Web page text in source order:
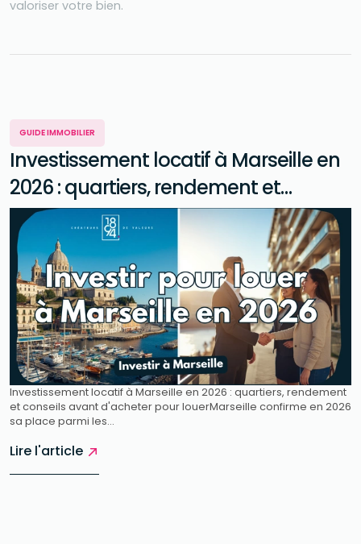
valoriser votre bien.
GUIDE IMMOBILIER
Investissement locatif à Marseille en
2026 : quartiers, rendement et
conseils avant d'acheter pour louer
Investissement locatif à Marseille en 2026 : quartiers, rendement
et conseils avant d'acheter pour louerMarseille confirme en 2026
sa place parmi les...
Lire l'article